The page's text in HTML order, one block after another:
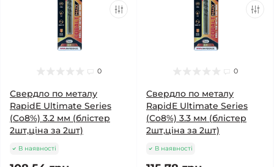
0
Свердло по металу
RapidE Ultimate Series
(Co8%) 3.2 мм (блістер
2шт,ціна за 2шт)
В наявності
0
Свердло по металу
RapidE Ultimate Series
(Co8%) 3.3 мм (блістер
2шт,ціна за 2шт)
В наявності